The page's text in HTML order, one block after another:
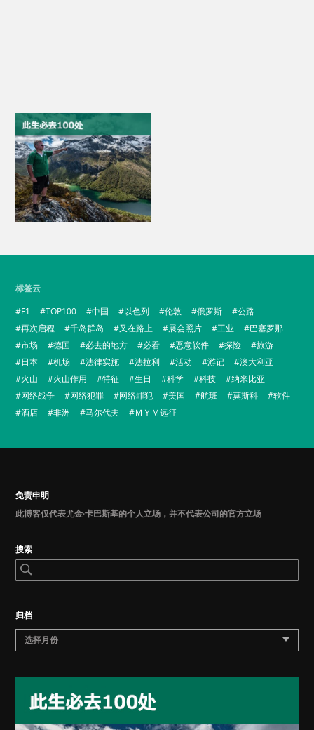
标签云
F1
TOP100 中国 以色列 伦敦 俄罗斯
公路
再次启程
千岛群岛 又在路上 展会照片 工业
巴塞罗那
市场
德国 必去的地方 必看 恶意软件 探险
旅游
日本
机场 法律实施 法拉利 活动 游记
澳大利亚
火山
火山作用 特征 生日 科学 科技
纳米比亚
网络战争
网络犯罪 网络罪犯 美国 航班 莫斯科
软件
酒店
非洲 马尔代夫 ＭＹＭ远征
免责申明
此博客仅代表尤金·卡巴斯基的个人立场，并不代表公司的官方立场
搜索
归档
选择月份